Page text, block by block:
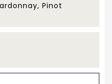
Pinot